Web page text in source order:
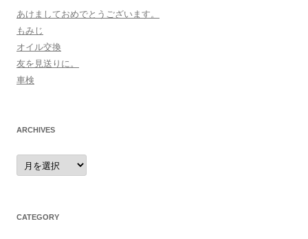
あけましておめでとうございます。
もみじ
オイル交換
友を見送りに。
車検
ARCHIVES
archives
CATEGORY